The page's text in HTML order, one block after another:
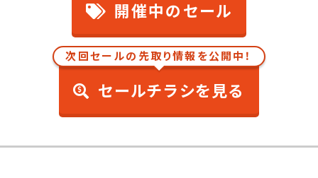
開催中のセール
次回セールの先取り情報を公開中！
セールチラシを見る